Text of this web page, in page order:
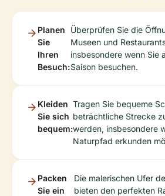
Planen
Sie
Ihren
Besuch:
Überprüfen Sie die
Museen und
insbesondere wenn Sie
Saison besuchen.
Kleiden
Sie sich
bequem:
Tragen Sie bequeme
beträchtliche Strecke
werden, insbesondere
Naturpfad erkunden
Packen
Sie ein
Die malerischen Ufer
bieten den perfekten